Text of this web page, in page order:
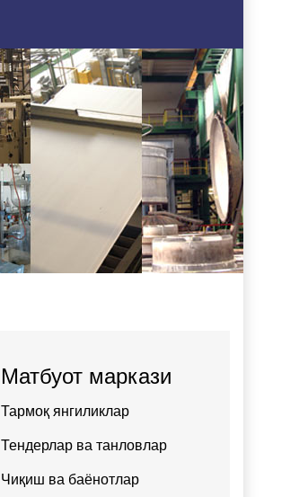
Матбуот маркази
Тармоқ янгиликлар
Тендерлар ва танловлар
Чиқиш ва баёнотлар